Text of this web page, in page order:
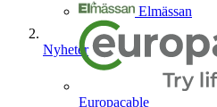
Elmässan
Europacable
Nyheter